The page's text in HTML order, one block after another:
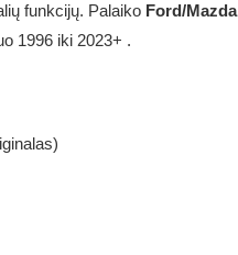
funkcijų. Palaiko Ford/Mazda
1996 iki 2023+ .